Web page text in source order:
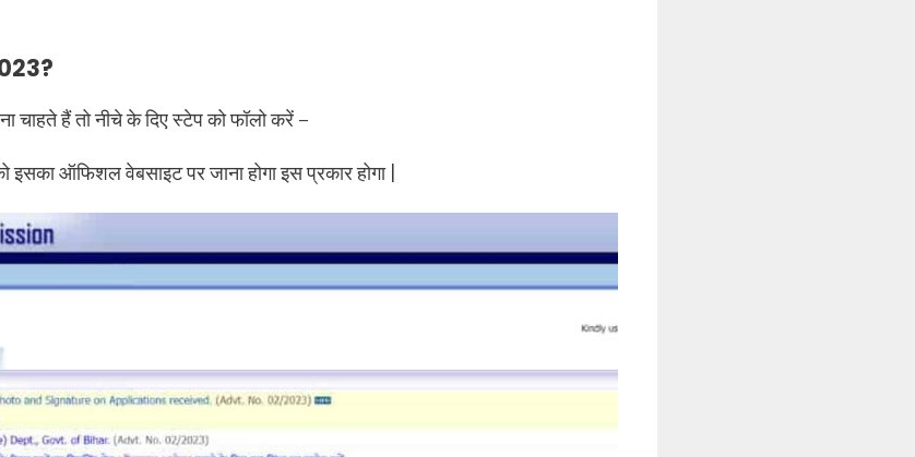
चाहते हैं तो नीचे के दिए स्टेप को फॉलो करें –
ऑफिशल वेबसाइट पर जाना होगा इस प्रकार होगा |